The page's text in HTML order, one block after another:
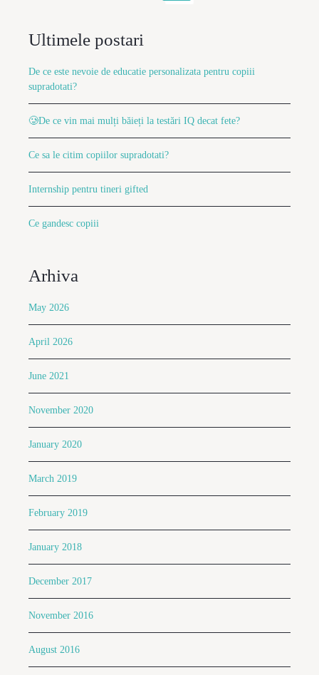
Ultimele postari
De ce este nevoie de educatie personalizata pentru copiii
supradotati?
🥲De ce vin mai mulți băieți la testări IQ decat fete?
Ce sa le citim copiilor supradotati?
Internship pentru tineri gifted
Ce gandesc copiii
Arhiva
May 2026
April 2026
June 2021
November 2020
January 2020
March 2019
February 2019
January 2018
December 2017
November 2016
August 2016